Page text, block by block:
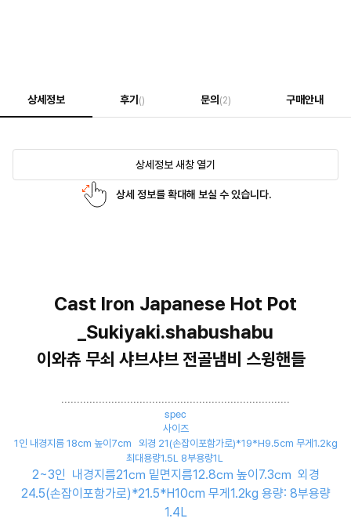
상세정보 후기 () 문의 (2) 구매안내
상세정보 새창 열기
상세 정보를 확대해 보실 수 있습니다.
Cast Iron Japanese Hot Pot
_Sukiyaki.shabushabu
이와츄 무쇠 샤브샤브 전골냄비 스윙핸들
.........................................................................
spec
사이즈
1인 내경지름 18cm 높이7cm 외경 21(손잡이포함가로)*19*H9.5cm 무게1.2kg
최대용량1.5L 8부용량1L
2~3인 내경지름21㎝ 밑면지름12.8㎝ 높이7.3㎝ 외경
24.5(손잡이포함가로)*21.5*H10cm 무게1.2kg 용량: 8부용량
1.4L